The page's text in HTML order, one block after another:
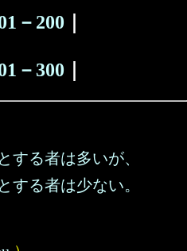
－200
－300
する者は多いが、
する者は少ない。